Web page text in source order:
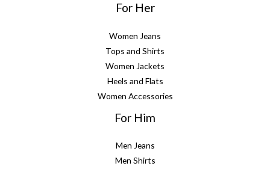
For Her
Women Jeans
Tops and Shirts
Women Jackets
Heels and Flats
Women Accessories
For Him
Men Jeans
Men Shirts